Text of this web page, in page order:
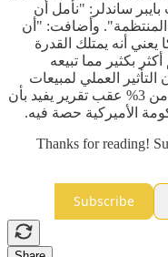
ساندلر: "نأمل أن
المنتظمة". وأضافت: "أن
أنه يمتلك القدرة
بكثير مما تبيعه
العملي لمبيعات
بيركشاير ضئيلا". وإرتفع سهم إنتل بأكثر من 3% عقب تقرير يفيد بأن
الأميركية حصة فيه.
Thanks for reading!
Subscribe